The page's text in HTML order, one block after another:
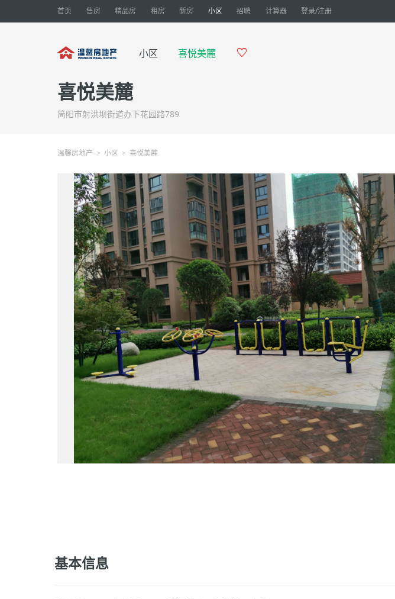
首页 售房 精品房 租房 新房 小区 招聘 计算器 登录/注册
小区 喜悦美麓 
喜悦美麓
简阳市射洪坝街道办下花园路789
温馨房地产 > 小区 > 喜悦美麓
基本信息